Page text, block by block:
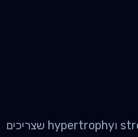
מאמן אישי בחדר כושר בכרמיאל: מחיר ממוצע 230 ש"ח לפגישה. מתאמני strength וhypertrophy שצריכים